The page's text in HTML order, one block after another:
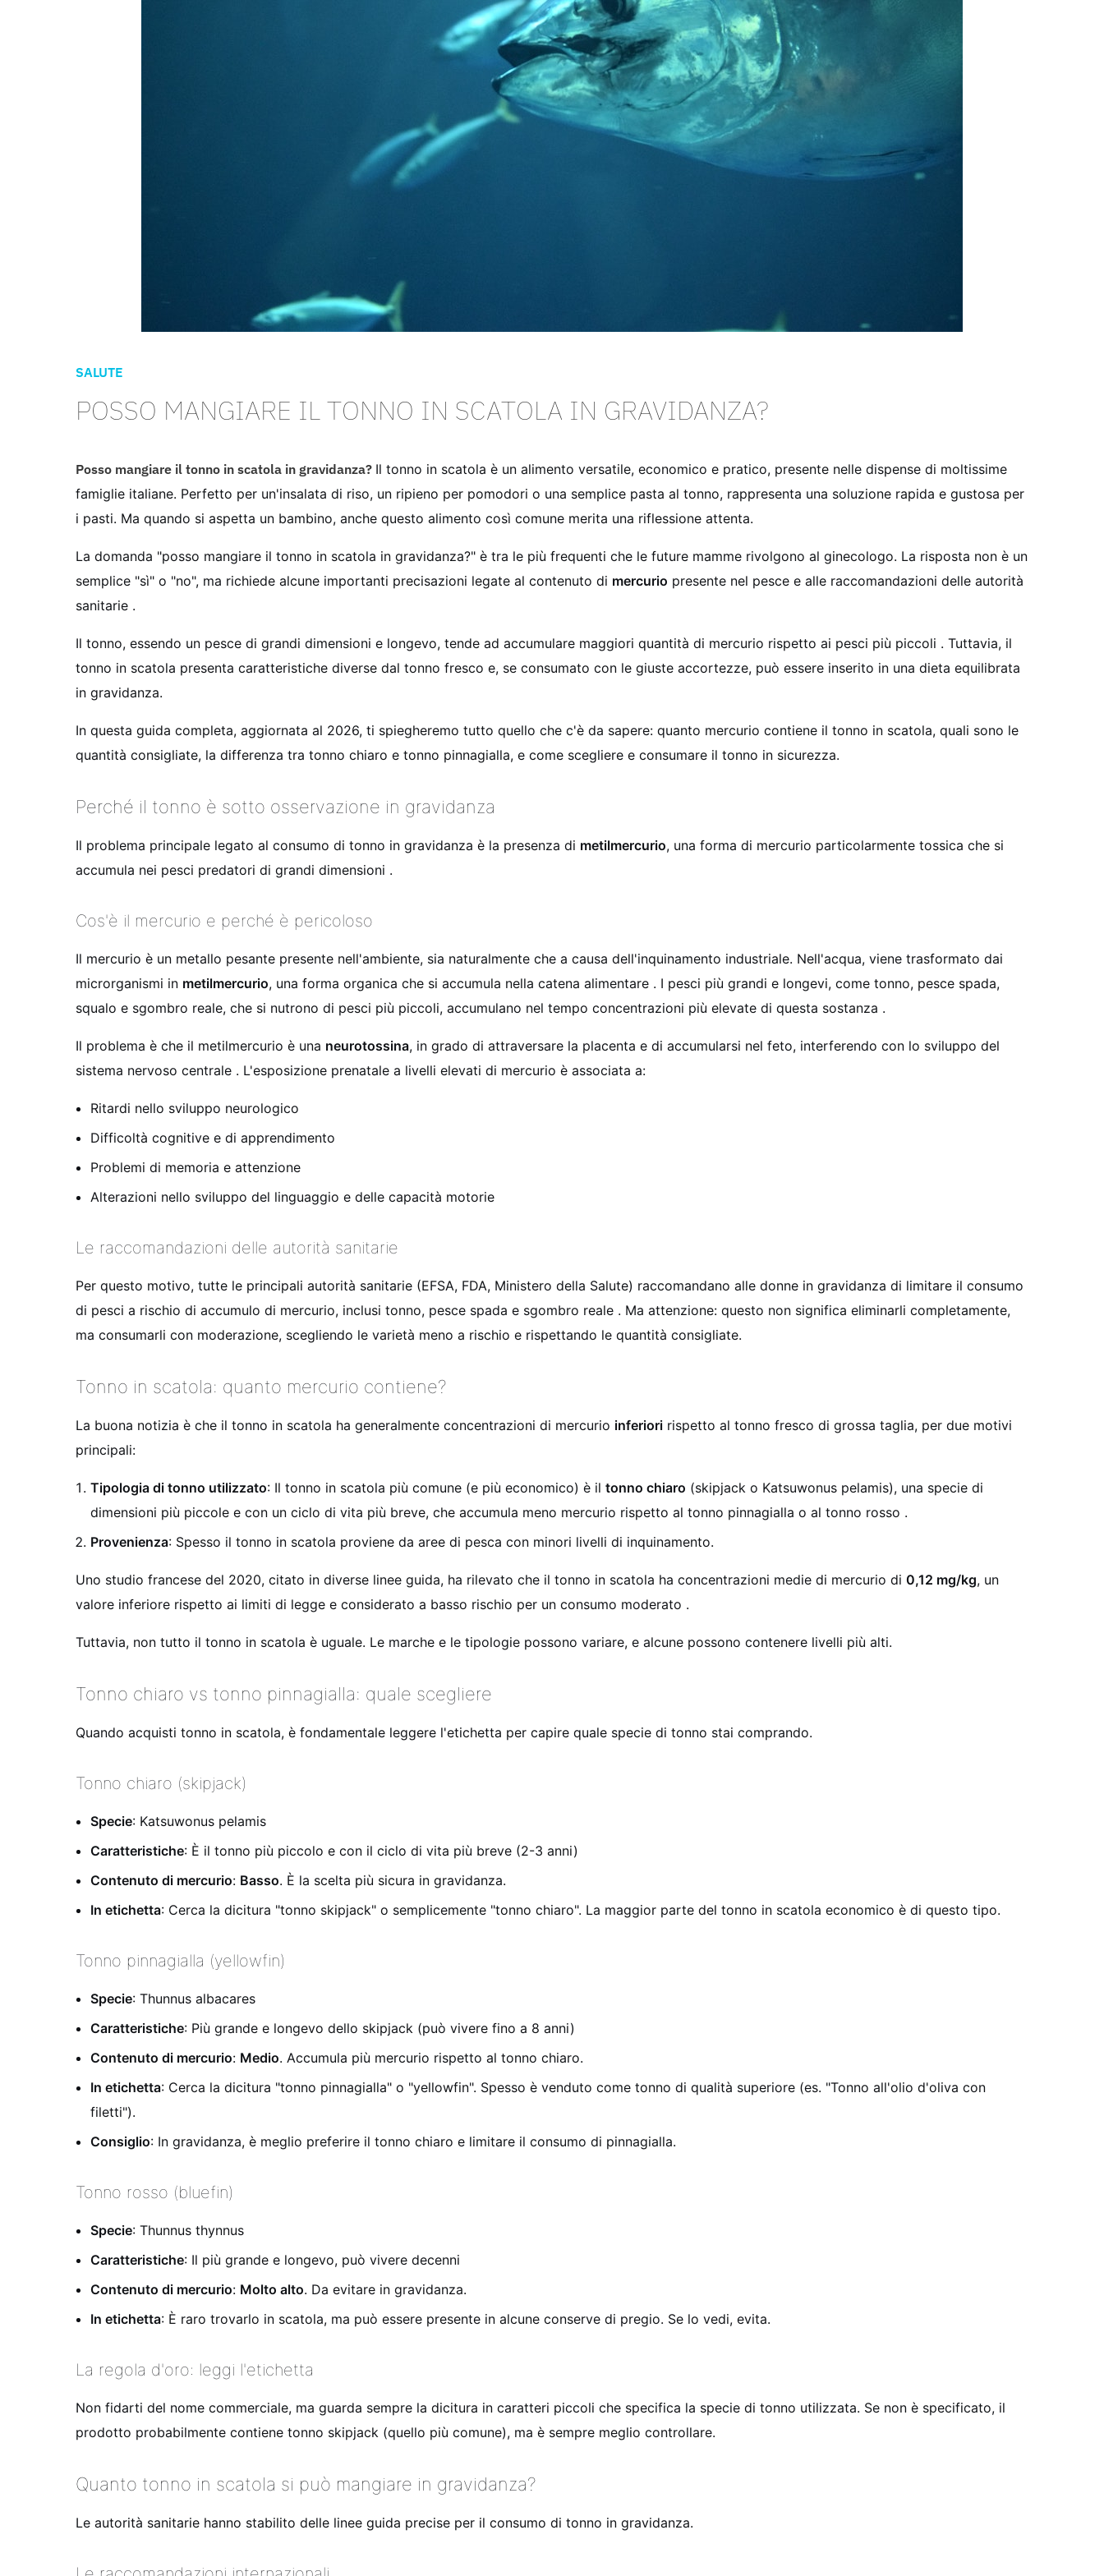
SALUTE
POSSO MANGIARE IL TONNO IN SCATOLA IN GRAVIDANZA?
Posso mangiare il tonno in scatola in gravidanza? Il tonno in scatola è un alimento versatile, economico e pratico, presente nelle dispense di moltissime
famiglie italiane. Perfetto per un'insalata di riso, un ripieno per pomodori o una semplice pasta al tonno, rappresenta una soluzione rapida e gustosa per
i pasti. Ma quando si aspetta un bambino, anche questo alimento così comune merita una riflessione attenta.
La domanda "posso mangiare il tonno in scatola in gravidanza?" è tra le più frequenti che le future mamme rivolgono al ginecologo. La risposta non è un
semplice "sì" o "no", ma richiede alcune importanti precisazioni legate al contenuto di mercurio presente nel pesce e alle raccomandazioni delle autorità
sanitarie .
Il tonno, essendo un pesce di grandi dimensioni e longevo, tende ad accumulare maggiori quantità di mercurio rispetto ai pesci più piccoli . Tuttavia, il
tonno in scatola presenta caratteristiche diverse dal tonno fresco e, se consumato con le giuste accortezze, può essere inserito in una dieta equilibrata
in gravidanza.
In questa guida completa, aggiornata al 2026, ti spiegheremo tutto quello che c'è da sapere: quanto mercurio contiene il tonno in scatola, quali sono le
quantità consigliate, la differenza tra tonno chiaro e tonno pinnagialla, e come scegliere e consumare il tonno in sicurezza.
Perché il tonno è sotto osservazione in gravidanza
Il problema principale legato al consumo di tonno in gravidanza è la presenza di metilmercurio, una forma di mercurio particolarmente tossica che si
accumula nei pesci predatori di grandi dimensioni .
Cos'è il mercurio e perché è pericoloso
Il mercurio è un metallo pesante presente nell'ambiente, sia naturalmente che a causa dell'inquinamento industriale. Nell'acqua, viene trasformato dai
microrganismi in metilmercurio, una forma organica che si accumula nella catena alimentare . I pesci più grandi e longevi, come tonno, pesce spada,
squalo e sgombro reale, che si nutrono di pesci più piccoli, accumulano nel tempo concentrazioni più elevate di questa sostanza .
Il problema è che il metilmercurio è una neurotossina, in grado di attraversare la placenta e di accumularsi nel feto, interferendo con lo sviluppo del
sistema nervoso centrale . L'esposizione prenatale a livelli elevati di mercurio è associata a:
Ritardi nello sviluppo neurologico
Difficoltà cognitive e di apprendimento
Problemi di memoria e attenzione
Alterazioni nello sviluppo del linguaggio e delle capacità motorie
Le raccomandazioni delle autorità sanitarie
Per questo motivo, tutte le principali autorità sanitarie (EFSA, FDA, Ministero della Salute) raccomandano alle donne in gravidanza di limitare il consumo
di pesci a rischio di accumulo di mercurio, inclusi tonno, pesce spada e sgombro reale . Ma attenzione: questo non significa eliminarli completamente,
ma consumarli con moderazione, scegliendo le varietà meno a rischio e rispettando le quantità consigliate.
Tonno in scatola: quanto mercurio contiene?
La buona notizia è che il tonno in scatola ha generalmente concentrazioni di mercurio inferiori rispetto al tonno fresco di grossa taglia, per due motivi
principali:
Tipologia di tonno utilizzato: Il tonno in scatola più comune (e più economico) è il tonno chiaro (skipjack o Katsuwonus pelamis), una specie di
dimensioni più piccole e con un ciclo di vita più breve, che accumula meno mercurio rispetto al tonno pinnagialla o al tonno rosso .
Provenienza: Spesso il tonno in scatola proviene da aree di pesca con minori livelli di inquinamento.
Uno studio francese del 2020, citato in diverse linee guida, ha rilevato che il tonno in scatola ha concentrazioni medie di mercurio di 0,12 mg/kg, un
valore inferiore rispetto ai limiti di legge e considerato a basso rischio per un consumo moderato .
Tuttavia, non tutto il tonno in scatola è uguale. Le marche e le tipologie possono variare, e alcune possono contenere livelli più alti.
Tonno chiaro vs tonno pinnagialla: quale scegliere
Quando acquisti tonno in scatola, è fondamentale leggere l'etichetta per capire quale specie di tonno stai comprando.
Tonno chiaro (skipjack)
Specie: Katsuwonus pelamis
Caratteristiche: È il tonno più piccolo e con il ciclo di vita più breve (2-3 anni)
Contenuto di mercurio: Basso. È la scelta più sicura in gravidanza.
In etichetta: Cerca la dicitura "tonno skipjack" o semplicemente "tonno chiaro". La maggior parte del tonno in scatola economico è di questo tipo.
Tonno pinnagialla (yellowfin)
Specie: Thunnus albacares
Caratteristiche: Più grande e longevo dello skipjack (può vivere fino a 8 anni)
Contenuto di mercurio: Medio. Accumula più mercurio rispetto al tonno chiaro.
In etichetta: Cerca la dicitura "tonno pinnagialla" o "yellowfin". Spesso è venduto come tonno di qualità superiore (es. "Tonno all'olio d'oliva con
filetti").
Consiglio: In gravidanza, è meglio preferire il tonno chiaro e limitare il consumo di pinnagialla.
Tonno rosso (bluefin)
Specie: Thunnus thynnus
Caratteristiche: Il più grande e longevo, può vivere decenni
Contenuto di mercurio: Molto alto. Da evitare in gravidanza.
In etichetta: È raro trovarlo in scatola, ma può essere presente in alcune conserve di pregio. Se lo vedi, evita.
La regola d'oro: leggi l'etichetta
Non fidarti del nome commerciale, ma guarda sempre la dicitura in caratteri piccoli che specifica la specie di tonno utilizzata. Se non è specificato, il
prodotto probabilmente contiene tonno skipjack (quello più comune), ma è sempre meglio controllare.
Quanto tonno in scatola si può mangiare in gravidanza?
Le autorità sanitarie hanno stabilito delle linee guida precise per il consumo di tonno in gravidanza.